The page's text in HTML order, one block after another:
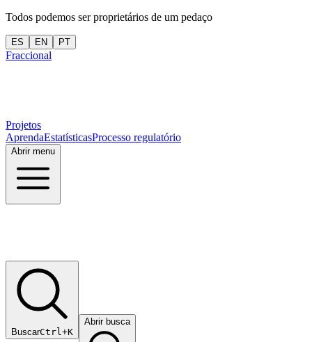
Todos podemos ser proprietários de um pedaço
ES EN PT
Fraccional
Projetos
AprendaEstatísticasProcesso regulatório
Abrir menu
BuscarCtrl+K
Abrir busca